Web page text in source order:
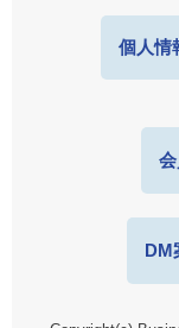
個人情
DM